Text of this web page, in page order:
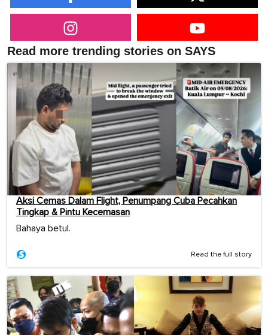
Read more trending stories on SAYS
Aksi Cemas Dalam Flight, Penumpang Cuba Pecahkan
Tingkap & Pintu Kecemasan
Bahaya betul.
Read the full story